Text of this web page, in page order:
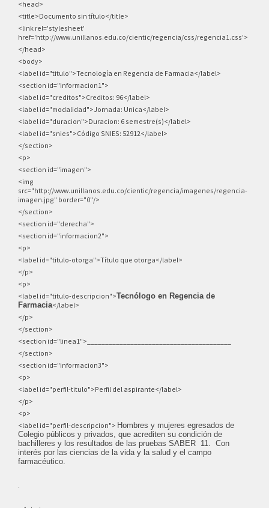
<head>
<title>Documento sin título</title>
<link rel='stylesheet'
href='http://www.unillanos.edu.co/cientic/regencia/css/regencia1.css'>
</head>
<body>
<label id="titulo">Tecnología en Regencia de Farmacia</label>
<section id="informacion1">
<label id="creditos">Creditos: 96</label>
<label id="modalidad">Jornada: Unica</label>
<label id="duracion">Duracion: 6 semestre(s)</label>
<label id="snies">Código SNIES: 52912</label>
</section>
<p>
<section id="imagen">
<img
src="http://www.unillanos.edu.co/cientic/regencia/imagenes/regencia-
imagen.jpg" border="0"/>
</section>
<section id="derecha">
<section id="informacion2">
<p>
<label id="titulo-otorga">Título que otorga</label>
</p>
<p>
<label id="titulo-descripcion">Tecnólogo en Regencia de
Farmacia</label>
</p>
</section>
<section id="linea1">________________________________________
</section>
<section id="informacion3">
<p>
<label id="perfil-titulo">Perfil del aspirante</label>
</p>
<p>
<label id="perfil-descripcion"> Hombres y mujeres egresados de
Colegio públicos y privados, que acrediten su condición de
bachilleres y los resultados de las pruebas SABER 11. Con
interés por las ciencias de la vida y la salud y el campo
farmacéutico.
.